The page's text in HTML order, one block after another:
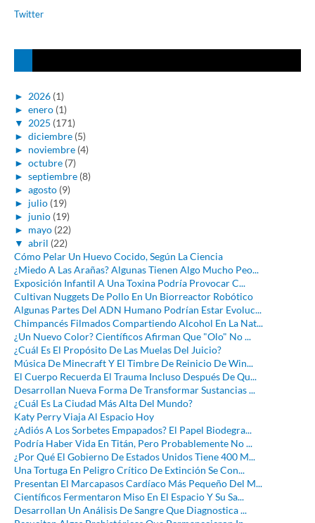
Twitter
► 2026 (1)
► enero (1)
▼ 2025 (171)
► diciembre (5)
► noviembre (4)
► octubre (7)
► septiembre (8)
► agosto (9)
► julio (19)
► junio (19)
► mayo (22)
▼ abril (22)
Cómo Pelar Un Huevo Cocido, Según La Ciencia
¿Miedo A Las Arañas? Algunas Tienen Algo Mucho Peo...
Exposición Infantil A Una Toxina Podría Provocar C...
Cultivan Nuggets De Pollo En Un Biorreactor Robótico
Algunas Partes Del ADN Humano Podrían Estar Evoluc...
Chimpancés Filmados Compartiendo Alcohol En La Nat...
¿Un Nuevo Color? Científicos Afirman Que "Olo" No ...
¿Cuál Es El Propósito De Las Muelas Del Juicio?
Música De Minecraft Y El Timbre De Reinicio De Win...
El Cuerpo Recuerda El Trauma Incluso Después De Qu...
Desarrollan Nueva Forma De Transformar Sustancias ...
¿Cuál Es La Ciudad Más Alta Del Mundo?
Katy Perry Viaja Al Espacio Hoy
¿Adiós A Los Sorbetes Empapados? El Papel Biodegra...
Podría Haber Vida En Titán, Pero Probablemente No ...
¿Por Qué El Gobierno De Estados Unidos Tiene 400 M...
Una Tortuga En Peligro Crítico De Extinción Se Con...
Presentan El Marcapasos Cardíaco Más Pequeño Del M...
Científicos Fermentaron Miso En El Espacio Y Su Sa...
Desarrollan Un Análisis De Sangre Que Diagnostica ...